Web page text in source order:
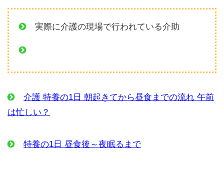
実際に介護の現場で行われている介助
介護 特養の1日 朝起きてから昼食までの流れ 午前
は忙しい？
特養の1日 昼食後～夜眠るまで